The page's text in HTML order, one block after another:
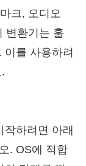
크, 오디오
변환기는 훌
이를 사용하려
작하려면 아래
. OS에 적합